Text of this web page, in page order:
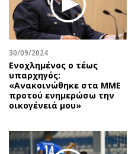
Επιχειρήσεις
Αγορές
Money Review
AstroBank Properties
Trends
Ενέργεια
Ναυτιλία
Ελλάδα
30/09/2024
Ενοχλημένος ο τέως
υπαρχηγός:
«Ανακοινώθηκε στα ΜΜΕ
προτού ενημερώσω την
οικογένειά μου»